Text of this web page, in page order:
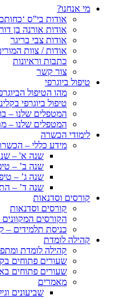
מי אנחנו?
אודות בי”ס
אודות אורנה בן דור
אודות צבי בריגר
אודות / צוות
כתבות וראיונות
צור קשר
טיפול ביוגרפי
מהו הטיפול
טיפול ביוגרפי
המטפלים שלנו –
המטפלים שלנו –
לימודי הכשרה
מידע כללי –
שנה א' –
שנה ב’ –
שנה ג’ –
שנה ד’ –
קורסים וסדנאות
קורסים וסדנאות
הקורסים
כניסת תלמידים –
קהילה לומדת
קהילה לומדת
שעורים פתוחים
שעורים פתוחים
מאמרים
שביעונים